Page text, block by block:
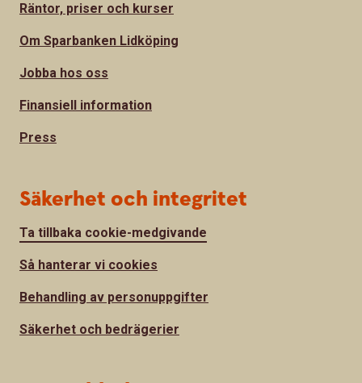
Räntor, priser och kurser
Om Sparbanken Lidköping
Jobba hos oss
Finansiell information
Press
Säkerhet och integritet
Ta tillbaka cookie-medgivande
Så hanterar vi cookies
Behandling av personuppgifter
Säkerhet och bedrägerier